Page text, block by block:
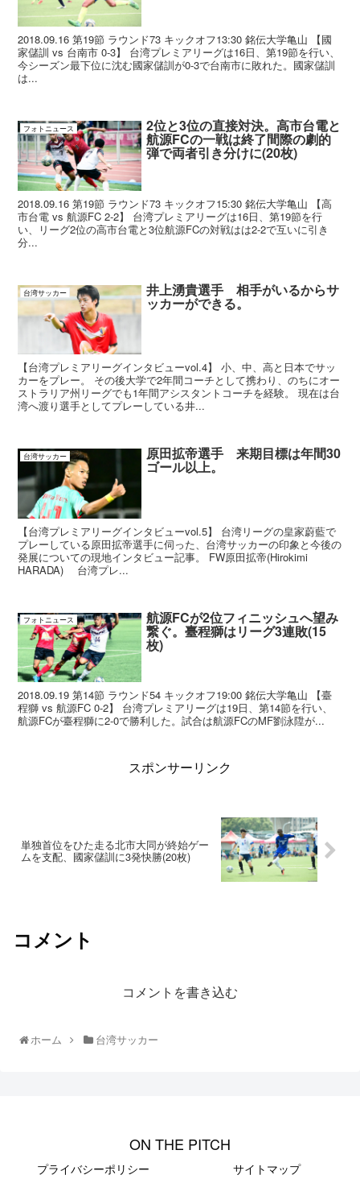
2018.09.16 第19節 ラウンド73 キックオフ13:30 銘伝大学亀山 【國
家儲訓 vs 台南市 0-3】 台湾プレミアリーグは16日、第19節を行い、
今シーズン最下位に沈む國家儲訓が0-3で台南市に敗れた。國家儲訓
は...
フォトニュース 2位と3位の直接対決。高市台電と
航源FCの一戦は終了間際の劇的
弾で両者引き分けに(20枚)
2018.09.16 第19節 ラウンド73 キックオフ15:30 銘伝大学亀山 【高
市台電 vs 航源FC 2-2】 台湾プレミアリーグは16日、第19節を行
い、リーグ2位の高市台電と3位航源FCの対戦はは2-2で互いに引き
分...
台湾サッカー 井上湧貴選手 相手がいるからサ
ッカーができる。
【台湾プレミアリーグインタビューvol.4】 小、中、高と日本でサッ
カーをプレー。 その後大学で2年間コーチとして携わり、のちにオー
ストラリア州リーグでも1年間アシスタントコーチを経験。 現在は台
湾へ渡り選手としてプレーしている井...
台湾サッカー 原田拡帝選手 来期目標は年間30
ゴール以上。
【台湾プレミアリーグインタビューvol.5】 台湾リーグの皇家蔚藍で
プレーしている原田拡帝選手に伺った、台湾サッカーの印象と今後の
発展についての現地インタビュー記事。 FW原田拡帝(Hirokimi
HARADA) 台湾プレ...
フォトニュース 航源FCが2位フィニッシュへ望み
繋ぐ。臺程獅はリーグ3連敗(15
枚)
2018.09.19 第14節 ラウンド54 キックオフ19:00 銘伝大学亀山 【臺
程獅 vs 航源FC 0-2】 台湾プレミアリーグは19日、第14節を行い、
航源FCが臺程獅に2-0で勝利した。試合は航源FCのMF劉泳陞が...
スポンサーリンク
単独首位をひた走る北市大同が終始ゲー
ムを支配、國家儲訓に3発快勝(20枚)
コメント
コメントを書き込む
ホーム 台湾サッカー
ON THE PITCH
プライバシーポリシー サイトマップ